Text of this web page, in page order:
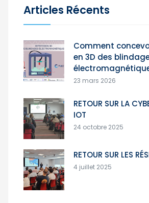
Articles Récents
Comment
en 3D des
23 mars 2026
RETOUR SUR LA
IOT
24 octobre 2025
RETOUR SUR LES
4 juillet 2025